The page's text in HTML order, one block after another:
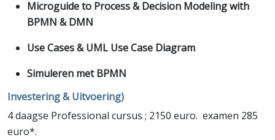
Microguide to Process & Decision Modeling with
BPMN & DMN
Use Cases & UML Use Case Diagram
Simuleren met BPMN
Investering & Uitvoering)
4 daagse Professional cursus ; 2150 euro. examen 285
euro*.